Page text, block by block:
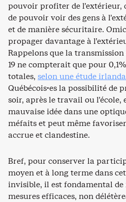
pouvoir profiter de l’extérieur,
de pouvoir voir des gens à
et de manière sécuritaire.
propager davantage à
Rappelons que la
19 ne compterait que pour
totales, selon une étude
Québécois·es la possibilité de
soir, après le travail ou l’école,
mauvaise idée dans une
méfaits et peut même
accrue et clandestine.
Bref, pour conserver la
moyen et à long terme dans
invisible, il est fondamental de
mesures efficaces, non